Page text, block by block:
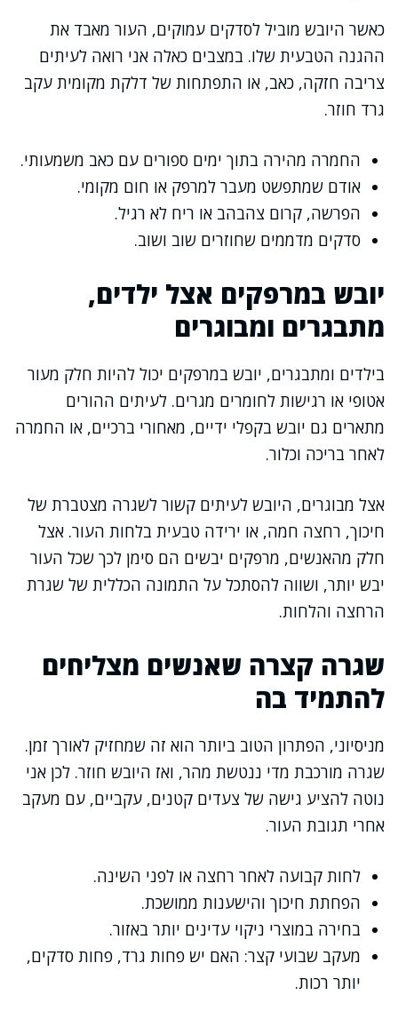
כאשר היובש מוביל לסדקים עמוקים, העור מאבד את
ההגנה הטבעית שלו. במצבים כאלה אני רואה לעיתים
צריבה חזקה, כאב, או התפתחות של דלקת מקומית עקב
גרד חוזר.
החמרה מהירה בתוך ימים ספורים עם כאב משמעותי.
אודם שמתפשט מעבר למרפק או חום מקומי.
הפרשה, קרום צהבהב או ריח לא רגיל.
סדקים מדממים שחוזרים שוב ושוב.
יובש במרפקים אצל ילדים,
מתבגרים ומבוגרים
בילדים ומתבגרים, יובש במרפקים יכול להיות חלק מעור
אטופי או רגישות לחומרים מגרים. לעיתים ההורים
מתארים גם יובש בקפלי ידיים, מאחורי ברכיים, או החמרה
לאחר בריכה וכלור.
אצל מבוגרים, היובש לעיתים קשור לשגרה מצטברת של
חיכוך, רחצה חמה, או ירידה טבעית בלחות העור. אצל
חלק מהאנשים, מרפקים יבשים הם סימן לכך שכל העור
יבש יותר, ושווה להסתכל על התמונה הכללית של שגרת
הרחצה והלחות.
שגרה קצרה שאנשים מצליחים
להתמיד בה
מניסיוני, הפתרון הטוב ביותר הוא זה שמחזיק לאורך זמן.
שגרה מורכבת מדי ננטשת מהר, ואז היובש חוזר. לכן אני
נוטה להציע גישה של צעדים קטנים, עקביים, עם מעקב
אחרי תגובת העור.
לחות קבועה לאחר רחצה או לפני השינה.
הפחתת חיכוך והישענות ממושכת.
בחירה במוצרי ניקוי עדינים יותר באזור.
מעקב שבועי קצר: האם יש פחות גרד, פחות סדקים,
יותר רכות.